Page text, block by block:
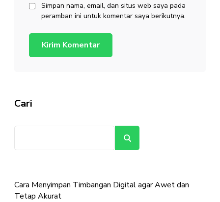
Simpan nama, email, dan situs web saya pada
peramban ini untuk komentar saya berikutnya.
Cari
Cara Menyimpan Timbangan Digital agar Awet dan
Tetap Akurat